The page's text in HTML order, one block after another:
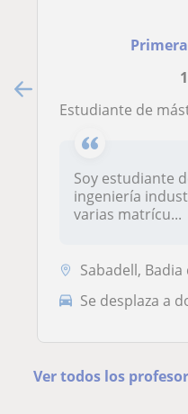
Estudiante de máster de
Soy estudiante
ingeniería
varias matrícu...
Sabadell, Badia del Vallès,
Se desplaza a
Ver todos los